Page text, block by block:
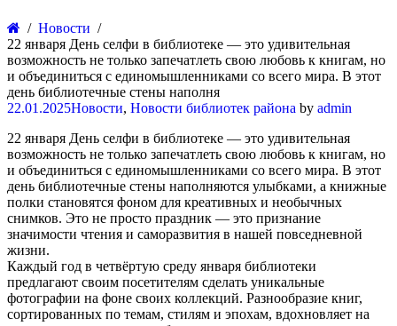
Новости
22 января День селфи в библиотеке — это удивительная
возможность не только запечатлеть свою любовь к книгам, но
и объединиться с единомышленниками со всего мира. В этот
день библиотечные стены наполня
22.01.2025Новости, Новости библиотек района by admin
22 января День селфи в библиотеке — это удивительная
возможность не только запечатлеть свою любовь к книгам, но
и объединиться с единомышленниками со всего мира. В этот
день библиотечные стены наполняются улыбками, а книжные
полки становятся фоном для креативных и необычных
снимков. Это не просто праздник — это признание
значимости чтения и саморазвития в нашей повседневной
жизни.
Каждый год в четвёртую среду января библиотеки
предлагают своим посетителям сделать уникальные
фотографии на фоне своих коллекций. Разнообразие книг,
сортированных по темам, стилям и эпохам, вдохновляет на